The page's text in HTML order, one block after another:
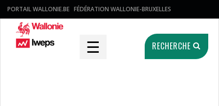
PORTAIL WALLONIE.BE FÉDÉRATION WALLONIE-BRUXELLES
☰ RECHERCHE